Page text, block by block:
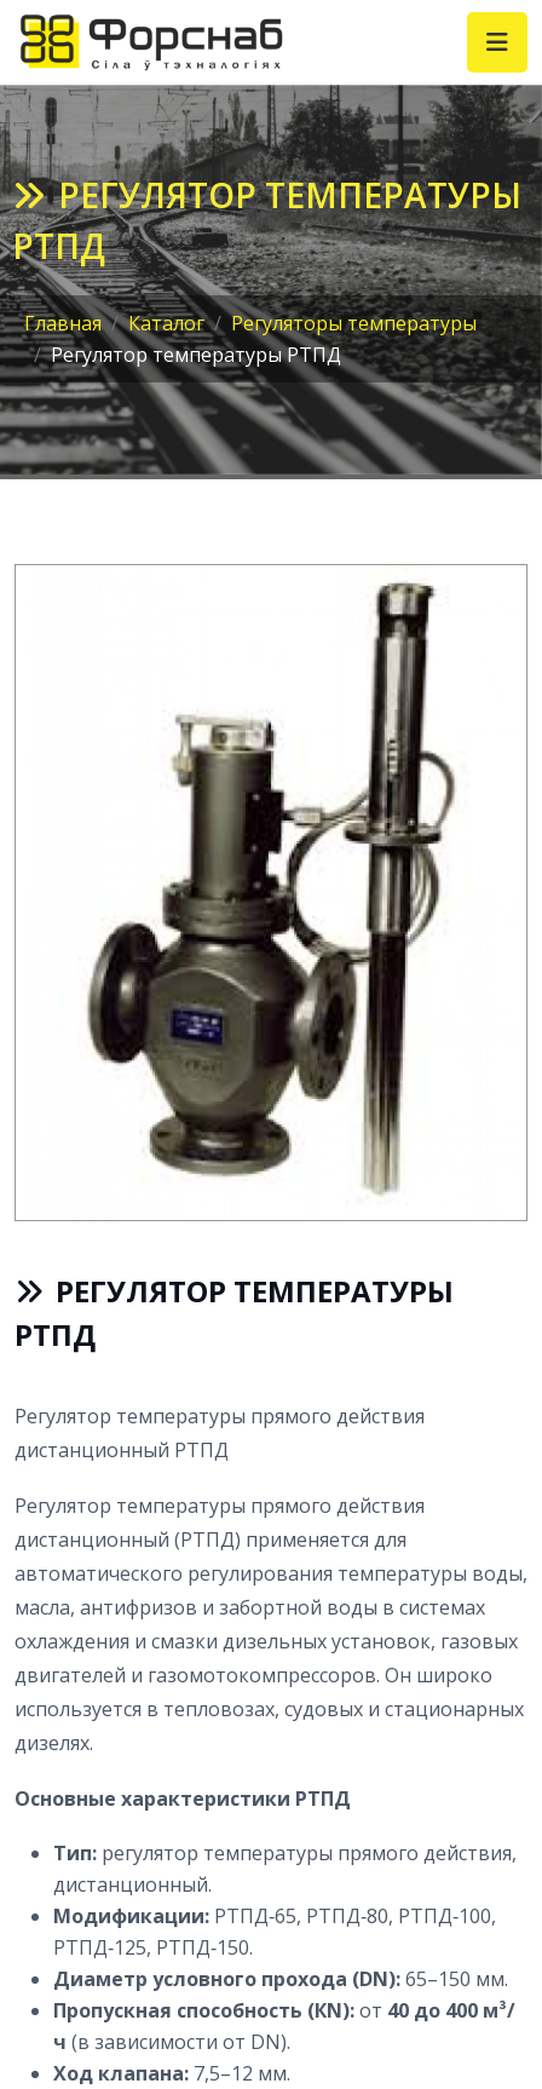
РЕГУЛЯТОР ТЕМПЕРАТУРЫ
РТПД
Главная Каталог
Регуляторы температуры
Регулятор температуры РТПД
РЕГУЛЯТОР ТЕМПЕРАТУРЫ
РТПД
Регулятор температуры прямого действия
дистанционный РТПД
Регулятор температуры прямого действия
дистанционный (РТПД) применяется для
автоматического регулирования температуры воды,
масла, антифризов и забортной воды в системах
охлаждения и смазки дизельных установок, газовых
двигателей и газомотокомпрессоров. Он широко
используется в тепловозах, судовых и стационарных
дизелях.
Основные характеристики РТПД
Тип: регулятор температуры прямого действия,
дистанционный.
Модификации: РТПД‑65, РТПД‑80, РТПД‑100,
РТПД‑125, РТПД‑150.
Диаметр условного прохода (DN):65–150 мм.
Пропускная способность (КN):от 40 до 400 м³/
ч (в зависимости от DN).
Ход клапана: 7,5–12 мм.